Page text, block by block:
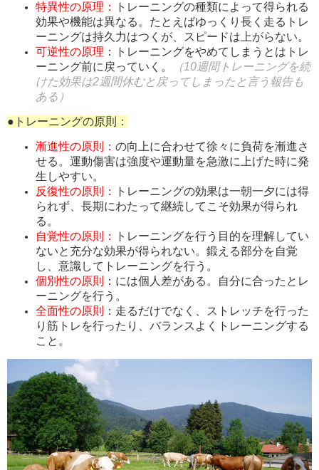
特異性の原理：
トレーニングの種類によって得られる
効果や機能は異なる。たとえばゆっくり長く走るトレ
ーニングは持久力はつくが、スピードは上がらない。
可逆性の原理 ：トレーニングをやめてしまうとはトレ
ーニング前に戻っていく。
（10週間トレーニングを続
けた効果は2週間休むと戻ってしまったと言う報告も
ある）
●トレーニングの原則：
漸進性の原則： の向上に合わせて徐々に負荷を漸進さ
せる。運動傷害は強度や運動量を急激に上げた時に発
生しやすい。
反復性の原則：
トレーニングの効果は一朝一夕には得
られず、長期にわたって継続してこそ効果が得られ
る。
自覚性の原則：
トレーニングを行う目的を理解してい
ないと充分な効果が得られない。鍛える部分を自覚
し、意識してトレーニングを行う。
個別性の原則
：には個人差がある。自分に合ったとレ
ーニングを行う。
全面性の原則
：走るだけでなく、ストレッチを行った
り筋トレを行ったり、バランスよくトレーニングする
こと。